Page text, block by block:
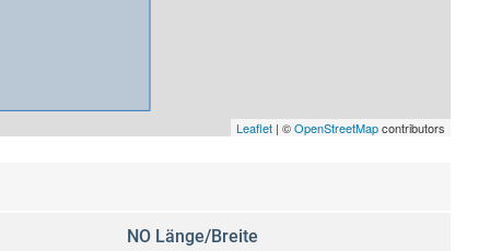
Leaflet | ©OpenStreetMapcontributors
NO Länge/Breite